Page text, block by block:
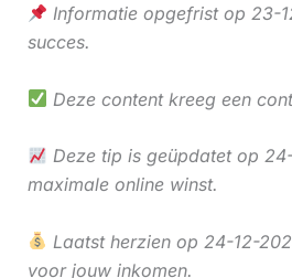
Informatie opgefrist op 23-
succes.
Deze content kreeg een
Deze tip is geüpdatet op
maximale online winst.
Laatst herzien op 24-12-
voor jouw inkomen.